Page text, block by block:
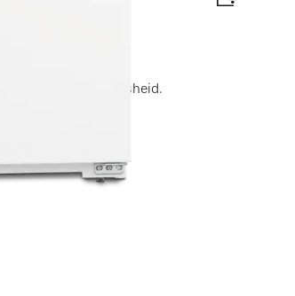
gemakkelijke versheid.